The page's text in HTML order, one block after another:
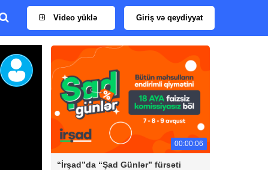
Video yüklə Giriş və qeydiyyat
00:00:06
“İrşad”da “Şad Günlər” fürsəti